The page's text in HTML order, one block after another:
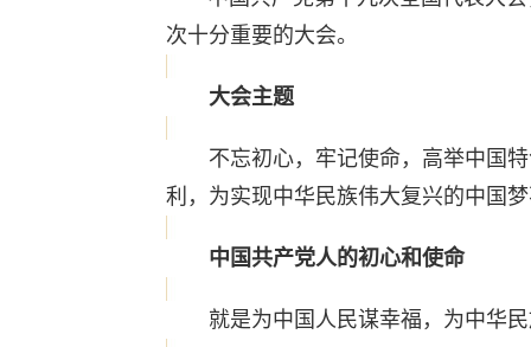
次十分重要的大会。
大会主题
不忘初心，牢记使命，高举中国特
利，为实现中华民族伟大复兴的中国
中国共产党人的初心和使命
就是为中国人民谋幸福，为中华民